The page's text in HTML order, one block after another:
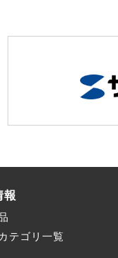
報
テゴリ一覧